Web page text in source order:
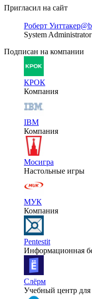
Пригласил на сайт
Роберт Уиттакер
System
Подписан на компании
КРОК
Компания
IBM
Компания
Мосигра
Настольные игры
МУК
Компания
Pentestit
Информационная
Слёрм
Учебный центр для